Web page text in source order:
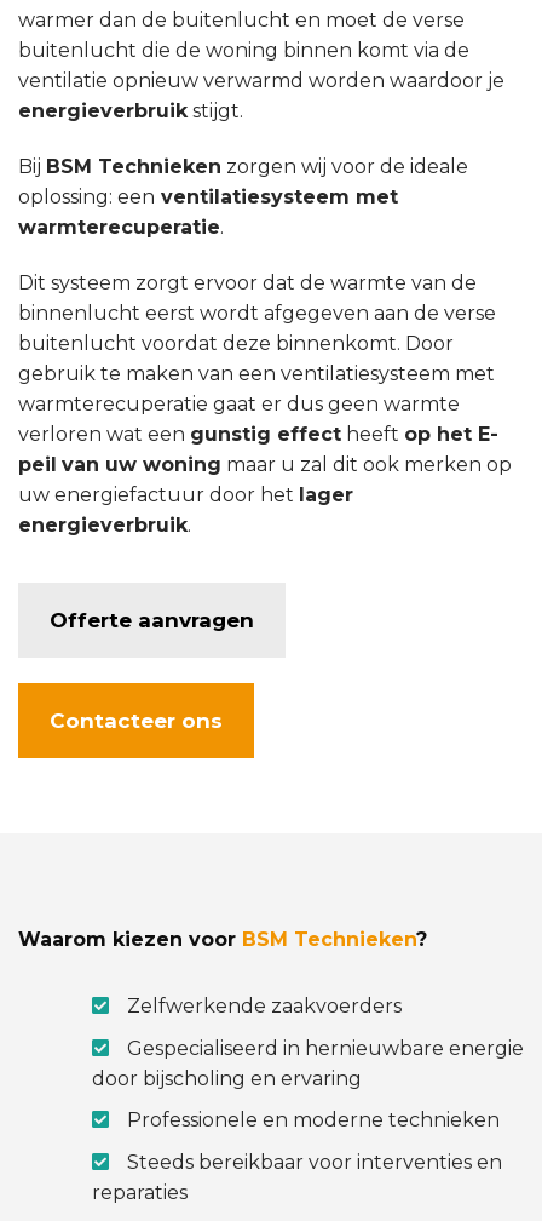
warmer dan de buitenlucht en moet de verse
buitenlucht die de woning binnen komt via de
ventilatie opnieuw verwarmd worden waardoor je
energieverbruikstijgt.
Bij BSM Technieken zorgen wij voor de ideale
oplossing: een ventilatiesysteem met
warmterecuperatie.
Dit systeem zorgt ervoor dat de warmte van de
binnenlucht eerst wordt afgegeven aan de verse
buitenlucht voordat deze binnenkomt. Door
gebruik te maken van een ventilatiesysteem met
warmterecuperatie gaat er dus geen warmte
verloren wat een gunstig effect heeft op het E-
peil van uw woning maar u zal dit ook merken op
uw energiefactuur door het lager
energieverbruik.
Offerte aanvragen
Contacteer ons
Waarom kiezen voor BSM Technieken?
Zelfwerkende zaakvoerders
Gespecialiseerd in hernieuwbare energie
door bijscholing en ervaring
Professionele en moderne technieken
Steeds bereikbaar voor interventies en
reparaties